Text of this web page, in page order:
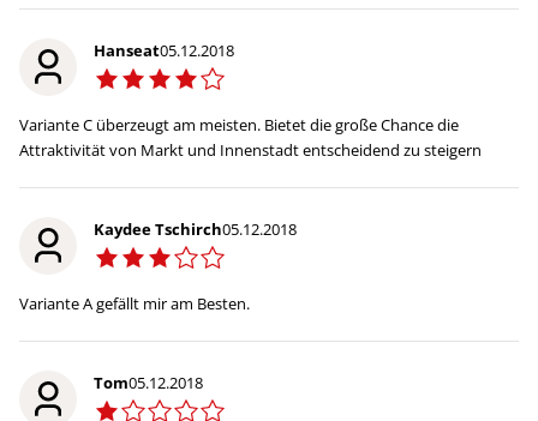
Hanseat05.12.2018
Variante C überzeugt am meisten. Bietet die große Chance die
Attraktivität von Markt und Innenstadt entscheidend zu steigern
Kaydee Tschirch05.12.2018
Variante A gefällt mir am Besten.
Tom05.12.2018